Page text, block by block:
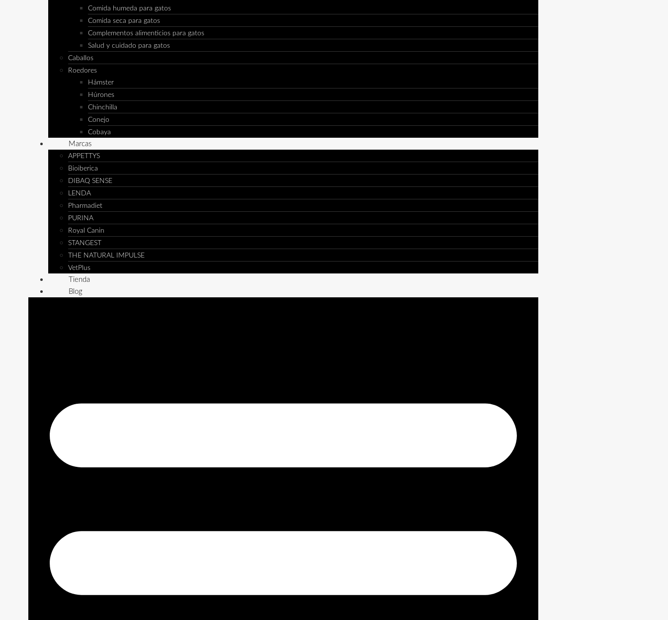
Comida humeda para gatos
Comida seca para gatos
Complementos alimenticios para gatos
Salud y cuidado para gatos
Caballos
Roedores
Hámster
Húrones
Chinchilla
Conejo
Cobaya
Marcas
APPETTYS
Bioiberica
DIBAQ SENSE
LENDA
Pharmadiet
PURINA
Royal Canin
STANGEST
THE NATURAL IMPULSE
VetPlus
Tienda
Blog